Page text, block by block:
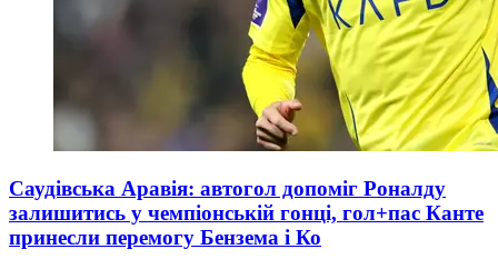
Саудівська Аравія: автогол допоміг Роналду
залишитись у чемпіонській гонці, гол+пас Канте
принесли перемогу Бензема і Ко